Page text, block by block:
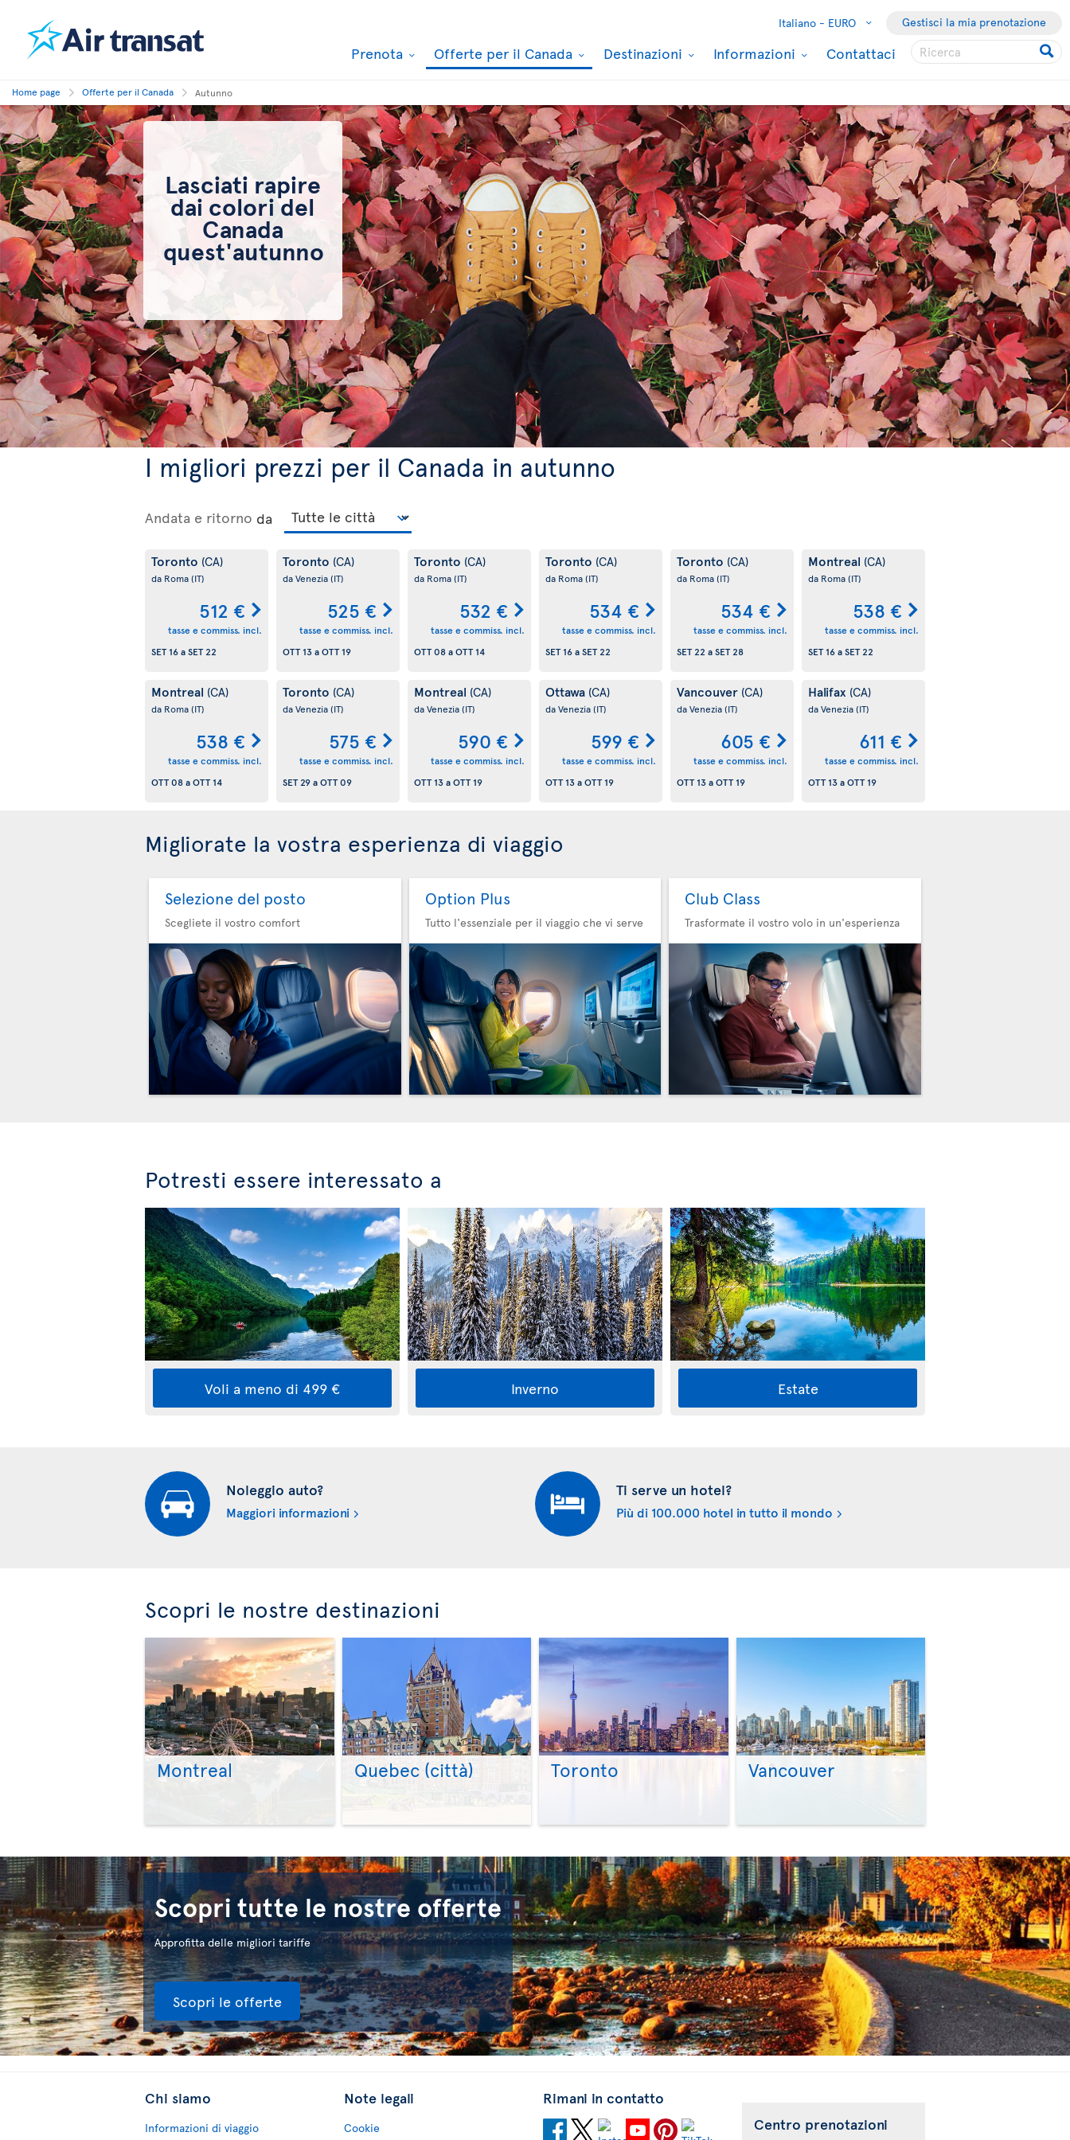
Italiano - EURO Gestisci la mia prenotazione
Prenota Offerte per il Canada Destinazioni Informazioni Contattaci
Home page Offerte per il Canada Autunno
Lasciati rapire
dai colori del
Canada
quest'autunno
I migliori prezzi per il Canada in autunno
Andata e ritorno da
Toronto (CA)
da Roma(IT)
512 €
tasse e commiss. incl.
SET 16aSET 22
Toronto (CA)
da Venezia(IT)
525 €
tasse e commiss. incl.
OTT 13aOTT 19
Toronto (CA)
da Roma(IT)
532 €
tasse e commiss. incl.
OTT 08aOTT 14
Toronto (CA)
da Roma(IT)
534 €
tasse e commiss. incl.
SET 16aSET 22
Toronto (CA)
da Roma(IT)
534 €
tasse e commiss. incl.
SET 22 aSET 28
Montreal (CA)
da Roma(IT)
538 €
tasse e commiss. incl.
SET 16aSET 22
Montreal (CA)
da Roma(IT)
538 €
tasse e commiss. incl.
OTT 08aOTT 14
Toronto (CA)
da Venezia(IT)
575 €
tasse e commiss. incl.
SET 29aOTT 09
Montreal (CA)
da Venezia(IT)
590 €
tasse e commiss. incl.
OTT 13aOTT 19
Ottawa (CA)
da Venezia(IT)
599 €
tasse e commiss. incl.
OTT 13aOTT 19
Vancouver (CA)
da Venezia(IT)
605 €
tasse e commiss. incl.
OTT 13aOTT 19
Halifax (CA)
da Venezia(IT)
611 €
tasse e commiss. incl.
OTT 13aOTT 19
Migliorate la vostra esperienza di viaggio
Selezione del posto
Scegliete il vostro comfort
Option Plus
Tutto l'essenziale per il viaggio che vi serve
Club Class
Trasformate il vostro volo in un'esperienza
Potresti essere interessato a
Voli a meno di 499 € Inverno Estate
Noleggio auto?
Maggiori informazioni
Ti serve un hotel?
Più di 100.000 hotel in tutto il mondo
Scopri le nostre destinazioni
Montreal Quebec (città) Toronto Vancouver
Scopri tutte le nostre offerte
Approfitta delle migliori tariffe
Scopri le offerte
Chi siamo
Informazioni di viaggio
Note legali
Cookie
Rimani in contatto
Centro prenotazioni